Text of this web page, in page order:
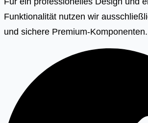
Funktionalität nutzen wir
und sichere Premium-Komponenten.